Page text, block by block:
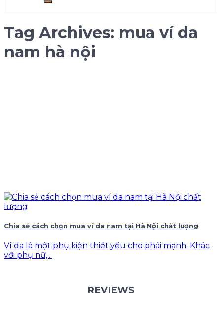
Tag Archives: mua ví da
nam hà nội
Chia sẻ cách chọn mua ví da nam tại Hà Nội chất lượng
Ví da là một phụ kiện thiết yếu cho phái mạnh. Khác
với phụ nữ,...
REVIEWS